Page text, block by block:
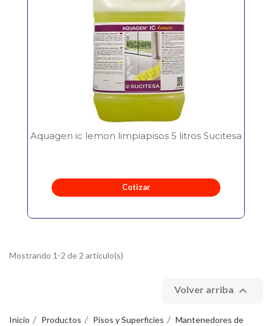
Inicio Productos Pisos y Superficies
Mantenedores de
Aquagen ic lemon limpiapisos 5 litros Sucitesa
Cotizar
Mostrando 1-2 de 2 artículo(s)
Volver arriba 